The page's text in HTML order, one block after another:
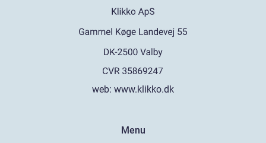
web: www.klikko.dk
Menu